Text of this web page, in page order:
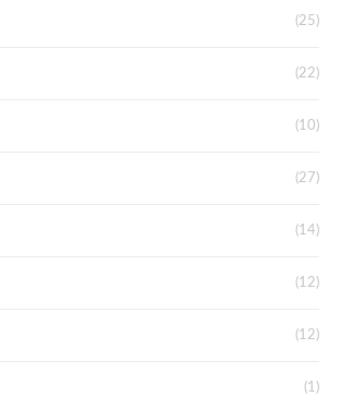
(25)
(22)
(10)
(27)
(14)
(12)
(12)
(1)